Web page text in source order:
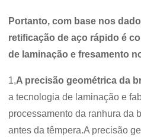
Portanto, com base nos
retificação de aço rápido é
de laminação e fresamento
1,A precisão geométrica da
a tecnologia de laminação e
processamento da ranhura da
antes da têmpera.A precisão